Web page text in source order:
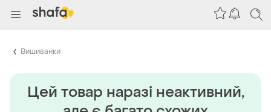
Вишиванки
Цей товар наразi неактивний,